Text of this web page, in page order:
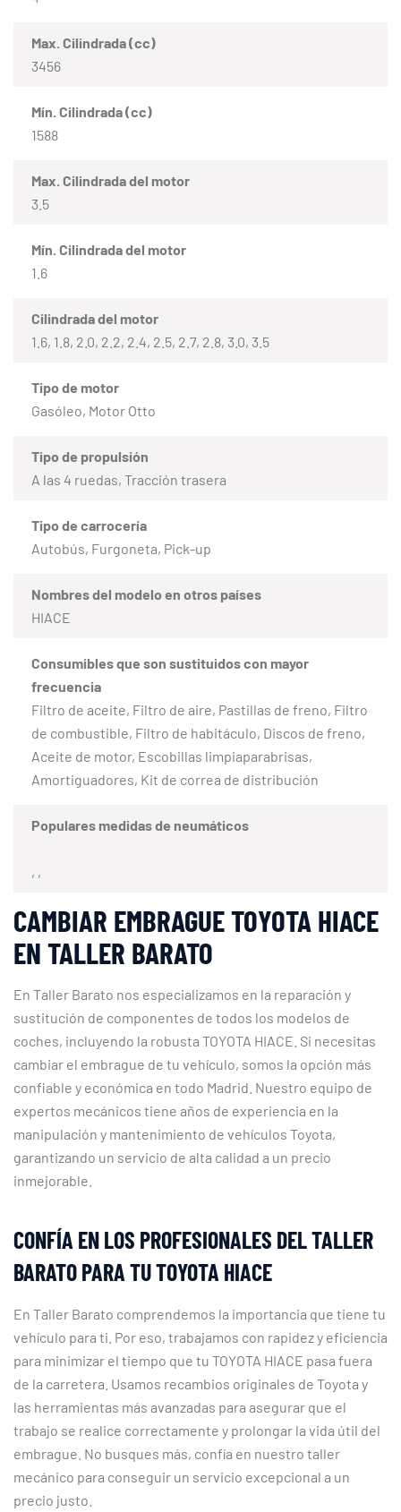
Max. Cilindrada (cc)
3456
Mín. Cilindrada (cc)
1588
Max. Cilindrada del motor
3.5
Mín. Cilindrada del motor
1.6
Cilindrada del motor
1.6, 1.8, 2.0, 2.2, 2.4, 2.5, 2.7, 2.8, 3.0, 3.5
Tipo de motor
Gasóleo, Motor Otto
Tipo de propulsión
A las 4 ruedas, Tracción trasera
Tipo de carrocería
Autobús, Furgoneta, Pick-up
Nombres del modelo en otros países
HIACE
Consumibles que son sustituidos con mayor
frecuencia
Filtro de aceite, Filtro de aire, Pastillas de freno, Filtro
de combustible, Filtro de habitáculo, Discos de freno,
Aceite de motor, Escobillas limpiaparabrisas,
Amortiguadores, Kit de correa de distribución
Populares medidas de neumáticos
, ,
CAMBIAR EMBRAGUE TOYOTA HIACE
EN TALLER BARATO
En Taller Barato nos especializamos en la reparación y
sustitución de componentes de todos los modelos de
coches, incluyendo la robusta TOYOTA HIACE. Si necesitas
cambiar el embrague de tu vehículo, somos la opción más
confiable y económica en todo Madrid. Nuestro equipo de
expertos mecánicos tiene años de experiencia en la
manipulación y mantenimiento de vehículos Toyota,
garantizando un servicio de alta calidad a un precio
inmejorable.
CONFÍA EN LOS PROFESIONALES DEL TALLER
BARATO PARA TU TOYOTA HIACE
En Taller Barato comprendemos la importancia que tiene tu
vehículo para ti. Por eso, trabajamos con rapidez y eficiencia
para minimizar el tiempo que tu TOYOTA HIACE pasa fuera
de la carretera. Usamos recambios originales de Toyota y
las herramientas más avanzadas para asegurar que el
trabajo se realice correctamente y prolongar la vida útil del
embrague. No busques más, confía en nuestro taller
mecánico para conseguir un servicio excepcional a un
precio justo.